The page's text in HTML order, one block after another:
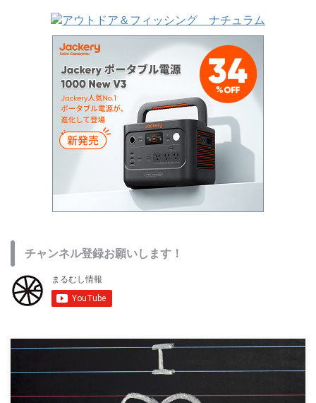
チャンネル登録お願いします！